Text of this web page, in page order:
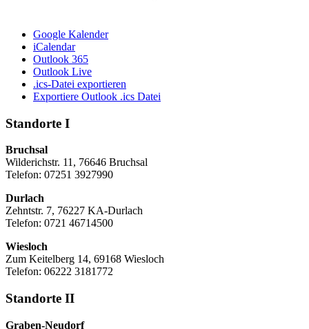
Google Kalender
iCalendar
Outlook 365
Outlook Live
.ics-Datei exportieren
Exportiere Outlook .ics Datei
Standorte I
Bruchsal
Wilderichstr. 11, 76646 Bruchsal
Telefon: 07251 3927990
Durlach
Zehntstr. 7, 76227 KA-Durlach
Telefon: 0721 46714500
Wiesloch
Zum Keitelberg 14, 69168 Wiesloch
Telefon: 06222 3181772
Standorte II
Graben-Neudorf